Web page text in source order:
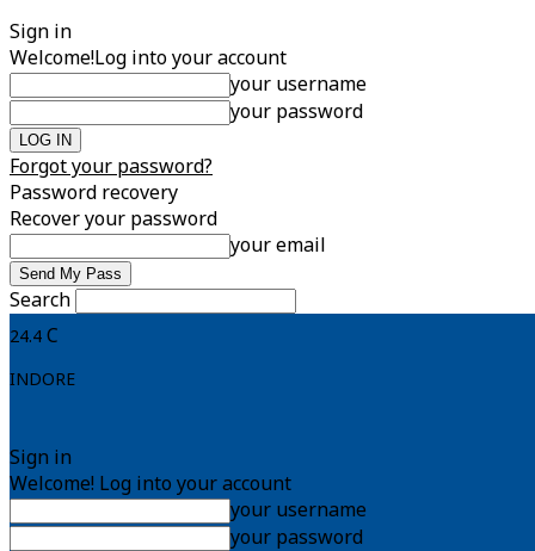
Sign in
Welcome!Log into your account
your username
your password
Forgot your password?
Password recovery
Recover your password
your email
Search
24.4 C
INDORE
Sign in
Welcome! Log into your account
your username
your password